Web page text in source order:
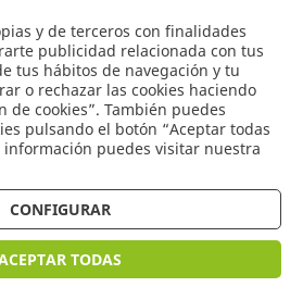
y de terceros con finalidades
publicidad relacionada con tus
tus hábitos de navegación y tu
o rechazar las cookies haciendo
de cookies”. También puedes
pulsando el botón “Aceptar todas
información puedes visitar nuestra
CONFIGURAR
TODAS
0
)
Ordenar por precio